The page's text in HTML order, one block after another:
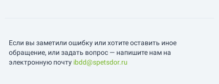
Если вы заметили ошибку или хотите оставить иное
обращение, или задать вопрос — напишите нам на
электронную почту ibdd@spetsdor.ru